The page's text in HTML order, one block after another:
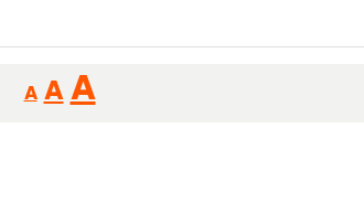
A
Reducir
tamaño
A Restablecer
tamaño
AAumentar